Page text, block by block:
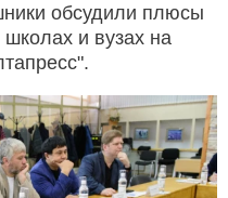
обсудили плюсы
и вузах на